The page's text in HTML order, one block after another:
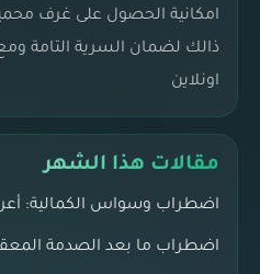
امكانية الحصول على غرف
ذالك لضمان السرية التامة
اونلاين
مقالات هذا الشهر
اضطراب وسواس الكمالية:
اضطراب ما بعد الصدمة